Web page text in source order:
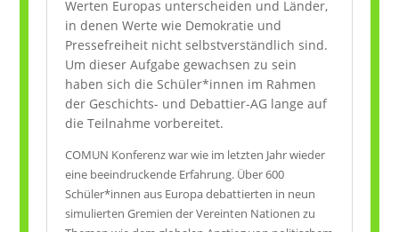
Werten Europas unterscheiden und Länder,
in denen Werte wie Demokratie und
Pressefreiheit nicht selbstverständlich sind.
Um dieser Aufgabe gewachsen zu sein
haben sich die Schüler*innen im Rahmen
der Geschichts- und Debattier-AG lange auf
die Teilnahme vorbereitet.
COMUN Konferenz war wie im letzten Jahr wieder
eine beeindruckende Erfahrung. Über 600
Schüler*innen aus Europa debattierten in neun
simulierten Gremien der Vereinten Nationen zu